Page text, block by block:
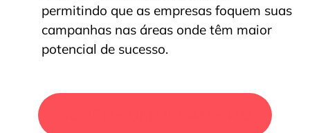
permitindo que as empresas foquem suas
campanhas nas áreas onde têm maior
potencial de sucesso.